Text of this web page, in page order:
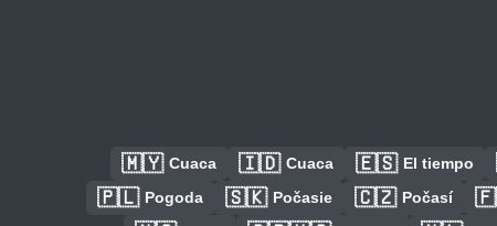
🇲🇾 Cuaca 🇮🇩 Cuaca 🇪🇸 El tiempo
🇵🇱 Pogoda 🇸🇰 Počasie 🇨🇿 Počasí